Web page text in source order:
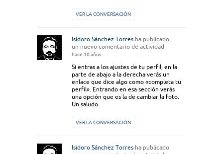
VER LA CONVERSACIÓN
Isidoro Sánchez Torres ha publicado
un nuevo comentario de actividad
hace 10 años
Si entras a los ajustes de tu perfil, en la
parte de abajo a la derecha verás un
enlace que dice algo como «completa tu
perfil». Entrando en esa sección verás
una opción que es la de cambiar la foto.
Un saludo
VER LA CONVERSACIÓN
Isidoro Sánchez Torres ha publicado